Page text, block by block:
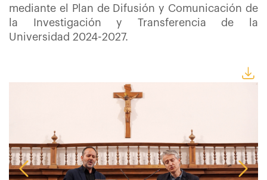
mediante el Plan de Difusión y Comunicación de
la Investigación y Transferencia de la
Universidad 2024-2027.